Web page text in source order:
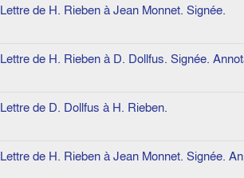
Lettre de H. Rieben à Jean Monnet. Signée.
Lettre de H. Rieben à D. Dollfus. Signée.
Lettre de D. Dollfus à H. Rieben.
Lettre de H. Rieben à Jean Monnet. Signée.